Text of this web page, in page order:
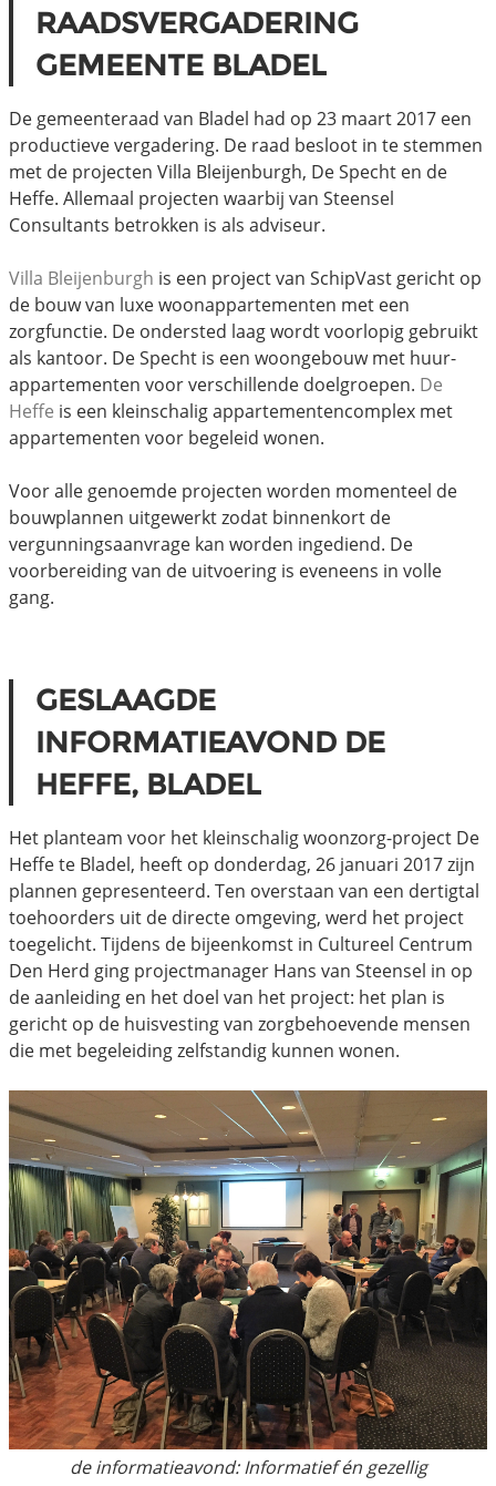
RAADSVERGADERING
GEMEENTE BLADEL
De gemeenteraad van Bladel had op 23 maart 2017 een
productieve vergadering. De raad besloot in te stemmen
met de projecten Villa Bleijenburgh, De Specht en de
Heffe. Allemaal projecten waarbij van Steensel
Consultants betrokken is als adviseur.
Villa Bleijenburgh is een project van SchipVast gericht op
de bouw van luxe woonappartementen met een
zorgfunctie. De ondersted laag wordt voorlopig gebruikt
als kantoor. De Specht is een woongebouw met huur-
appartementen voor verschillende doelgroepen. De
Heffe is een kleinschalig appartementencomplex met
appartementen voor begeleid wonen.
Voor alle genoemde projecten worden momenteel de
bouwplannen uitgewerkt zodat binnenkort de
vergunningsaanvrage kan worden ingediend. De
voorbereiding van de uitvoering is eveneens in volle
gang.
GESLAAGDE
INFORMATIEAVOND DE
HEFFE, BLADEL
Het planteam voor het kleinschalig woonzorg-project De
Heffe te Bladel, heeft op donderdag, 26 januari 2017 zijn
plannen gepresenteerd. Ten overstaan van een dertigtal
toehoorders uit de directe omgeving, werd het project
toegelicht. Tijdens de bijeenkomst in Cultureel Centrum
Den Herd ging projectmanager Hans van Steensel in op
de aanleiding en het doel van het project: het plan is
gericht op de huisvesting van zorgbehoevende mensen
die met begeleiding zelfstandig kunnen wonen.
de informatieavond: Informatief én gezellig